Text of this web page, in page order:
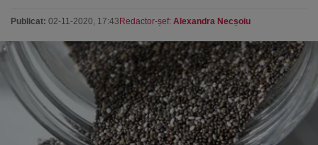
Publicat: 02-11-2020, 17:43 Redactor-șef: Alexandra Necșoiu